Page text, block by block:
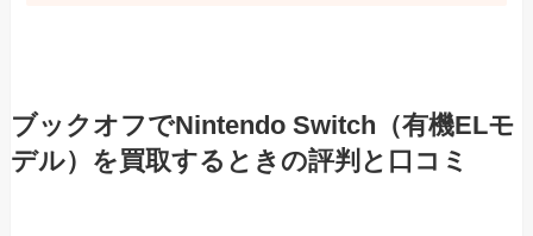
ブックオフでNintendo Switch（有機ELモ
デル）を買取するときの評判と口コミ